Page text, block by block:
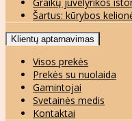
Šartus: kūrybos
Klientų aptarnavimas
Visos prekės
Prekės su nuolaida
Gamintojai
Svetainės medis
Kontaktai